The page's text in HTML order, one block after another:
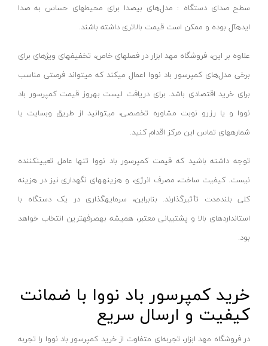
ساکشن روغن
برانکارد تعمیرگاهی
زمین شوی
بخارشوی
استاپر لوله
گیج فشار
درجه تست لوله
سندان صافکاری
دستگاه سوراخ کن
قاپک (شیشه گیر)
ابزار برش کاشی و سرامیک
میز صلیبی-سینوسی
بیلیان- BAILIAN
سی ان سی- CNC
دیپلمات- DEPLOMAT
کاربیست-KARBIST
جی آر- GR
دی تک- DTEC
نارکن- NARKEN
ملک الکتریک پارس- MALEK ELECTRIC
آمیسا- AMISA
لدمن- LEDMAN
ایمکس
بکس - BEX
سطح صدای دستگاه : مدل‌های بیصدا برای محیطهای حساس به صدا
ایدهآل بوده و ممکن است قیمت بالاتری داشته باشند.
علاوه بر این، فروشگاه مهد ابزار در فصلهای خاص، تخفیفهای ویژهای برای
برخی مدل‌های کمپرسور باد نووا اعمال میکند که میتواند فرصتی مناسب
برای خرید اقتصادی باشد. برای دریافت لیست بهروز قیمت کمپرسور باد
نووا و یا رزرو نوبت مشاوره تخصصی، میتوانید از طریق وبسایت یا
شمارههای تماس این مرکز اقدام کنید.
توجه داشته باشید که قیمت کمپرسور باد نووا تنها عامل تعیینکننده
نیست. کیفیت ساخت، مصرف انرژی، و هزینههای نگهداری نیز در هزینه
کلی بلندمدت تأثیرگذارند. بنابراین، سرمایهگذاری در یک دستگاه با
استانداردهای بالا و پشتیبانی معتبر، همیشه بهصرفهترین انتخاب خواهد
بود.
خرید کمپرسور باد نووا با ضمانت
کیفیت و ارسال سریع
در فروشگاه مهد ابزار، تجربه‌ای متفاوت از خرید کمپرسور باد نووا را تجربه